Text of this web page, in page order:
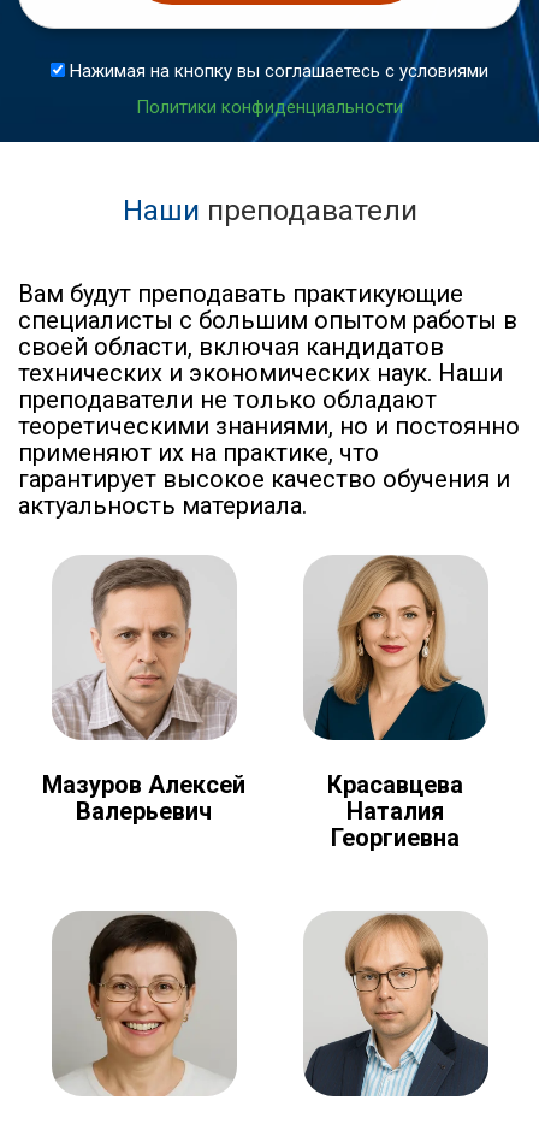
Нажимая на кнопку вы соглашаетесь с условиями
Политики конфиденциальности
Наши преподаватели
Вам будут преподавать практикующие
специалисты с большим опытом работы в
своей области, включая кандидатов
технических и экономических наук. Наши
преподаватели не только обладают
теоретическими знаниями, но и постоянно
применяют их на практике, что
гарантирует высокое качество обучения и
актуальность материала.
Мазуров Алексей
Валерьевич
Красавцева
Наталия
Георгиевна